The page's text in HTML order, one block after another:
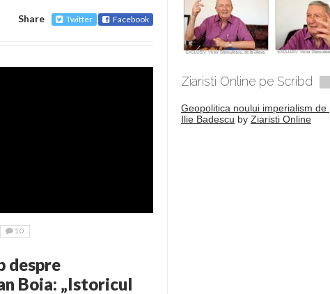
Share Twitter Facebook
10
despre
Boia: „Istoricul
Ziaristi Online pe Scribd
Geopolitica noului imperialism de
Ilie Badescu by Ziaristi Online